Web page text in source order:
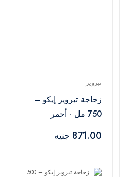
تبروير
زجاجة تبروير إيكو –
750 مل - أحمر
871.00 جنيه